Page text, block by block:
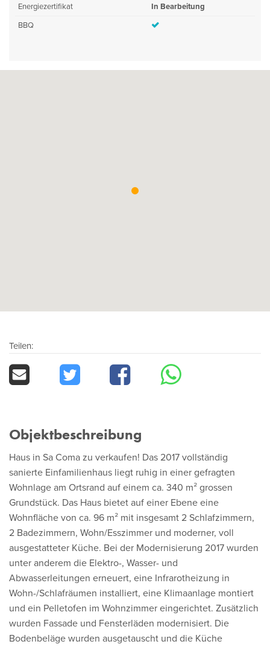
Energiezertifikat
In Bearbeitung
BBQ
Teilen:
Objektbeschreibung
Haus in Sa Coma zu verkaufen! Das 2017 vollständig
sanierte Einfamilienhaus liegt ruhig in einer gefragten
Wohnlage am Ortsrand auf einem ca. 340 m² grossen
Grundstück. Das Haus bietet auf einer Ebene eine
Wohnfläche von ca. 96 m² mit insgesamt 2 Schlafzimmern,
2 Badezimmern, Wohn/Esszimmer und moderner, voll
ausgestatteter Küche. Bei der Modernisierung 2017 wurden
unter anderem die Elektro-, Wasser- und
Abwasserleitungen erneuert, eine Infrarotheizung in
Wohn-/Schlafräumen installiert, eine Klimaanlage montiert
und ein Pelletofen im Wohnzimmer eingerichtet. Zusätzlich
wurden Fassade und Fensterläden modernisiert. Die
Bodenbeläge wurden ausgetauscht und die Küche